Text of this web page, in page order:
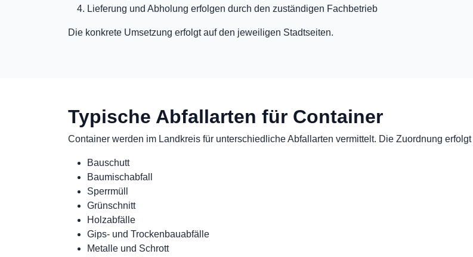
Lieferung und Abholung erfolgen durch den zuständigen Fachbetrieb
Die konkrete Umsetzung erfolgt auf den jeweiligen Stadtseiten.
Typische Abfallarten für Container
Container werden im Landkreis für unterschiedliche Abfallarten vermittelt. Die Zuordnung
Bauschutt
Baumischabfall
Sperrmüll
Grünschnitt
Holzabfälle
Gips- und Trockenbauabfälle
Metalle und Schrott